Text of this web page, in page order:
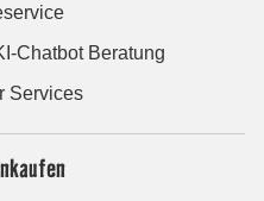
Chatbot Beratung
Services